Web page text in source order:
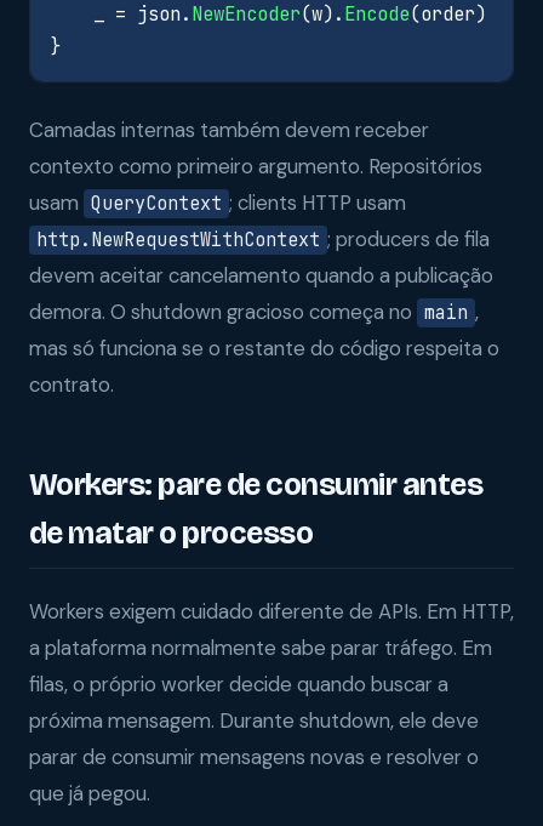
= json.NewEncoder(w).Encode(order)
}
Camadas internas também devem receber
contexto como primeiro argumento. Repositórios
usam QueryContext ; clients HTTP usam
http.NewRequestWithContext ; producers de fila
devem aceitar cancelamento quando a publicação
demora. O shutdown gracioso começa no main ,
mas só funciona se o restante do código respeita o
contrato.
Workers: pare de consumir antes
de matar o processo
Workers exigem cuidado diferente de APIs. Em HTTP,
a plataforma normalmente sabe parar tráfego. Em
filas, o próprio worker decide quando buscar a
próxima mensagem. Durante shutdown, ele deve
parar de consumir mensagens novas e resolver o
que já pegou.